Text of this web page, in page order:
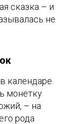
сказка – и
не
монетку
– на
рода